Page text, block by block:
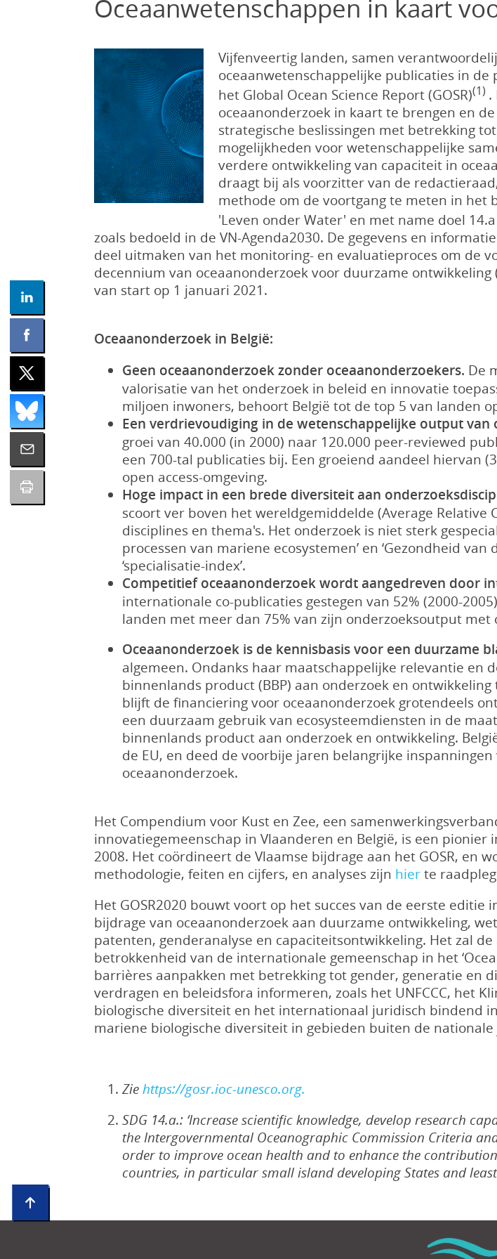
Oceaanwetenschappen in kaart
Vijfenveertig landen, samen
oceaanwetenschappelijke publicaties in
het Global Ocean Science Report (GOSR)(1) .
oceaanonderzoek in kaart te brengen en
strategische beslissingen met betrekking
mogelijkheden voor wetenschappelijke
verdere ontwikkeling van capaciteit in
draagt bij als voorzitter van de
methode om de voortgang te meten in het
'Leven onder Water' en met name doel
zoals bedoeld in de VN-Agenda2030. De gegevens en
deel uitmaken van het monitoring- en evaluatieproces om de
decennium van oceaanonderzoek voor duurzame ontwikkeling
van start op 1 januari 2021.
Oceaanonderzoek in België:
Geen oceaanonderzoek zonder oceaanonderzoekers. De
valorisatie van het onderzoek in beleid en innovatie
miljoen inwoners, behoort België tot de top 5 van landen
Een verdrievoudiging in de wetenschappelijke output
groei van 40.000 (in 2000) naar 120.000 peer-reviewed
een 700-tal publicaties bij. Een groeiend aandeel hiervan
open access-omgeving.
Hoge impact in een brede diversiteit aan
scoort ver boven het wereldgemiddelde (Average Relative
disciplines en thema's. Het onderzoek is niet sterk
processen van mariene ecosystemen’ en ‘Gezondheid
‘specialisatie-index’.
Competitief oceaanonderzoek wordt aangedreven door
internationale co-publicaties gestegen van 52% (2000-
landen met meer dan 75% van zijn onderzoeksoutput
Oceaanonderzoek is de kennisbasis voor een duurzame
algemeen. Ondanks haar maatschappelijke relevantie en
binnenlands product (BBP) aan onderzoek en
blijft de financiering voor oceaanonderzoek grotendeels
een duurzaam gebruik van ecosysteemdiensten in de
binnenlands product aan onderzoek en ontwikkeling.
de EU, en deed de voorbije jaren belangrijke
oceaanonderzoek.
Het Compendium voor Kust en Zee, een
innovatiegemeenschap in Vlaanderen en België, is een
2008. Het coördineert de Vlaamse bijdrage aan het GOSR, en
methodologie, feiten en cijfers, en analyses zijn hierte
Het GOSR2020 bouwt voort op het succes van de eerste
bijdrage van oceaanonderzoek aan duurzame ontwikkeling,
patenten, genderanalyse en capaciteitsontwikkeling. Het zal
betrokkenheid van de internationale gemeenschap in het
barrières aanpakken met betrekking tot gender, generatie en
verdragen en beleidsfora informeren, zoals het UNFCCC, het
biologische diversiteit en het internationaal juridisch bindend
mariene biologische diversiteit in gebieden buiten de
Ziehttps://gosr.ioc-unesco.org.
SDG 14.a.: ‘Increase scientific knowledge, develop research
the Intergovernmental Oceanographic Commission Criteria
order to improve ocean health and to enhance the
countries, in particular small island developing States and least